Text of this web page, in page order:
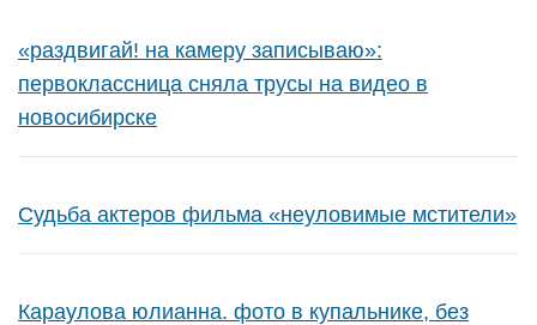
«раздвигай! на камеру записываю»:
первоклассница сняла трусы на видео в
новосибирске
Судьба актеров фильма «неуловимые мстители»
Караулова юлианна. фото в купальнике, без